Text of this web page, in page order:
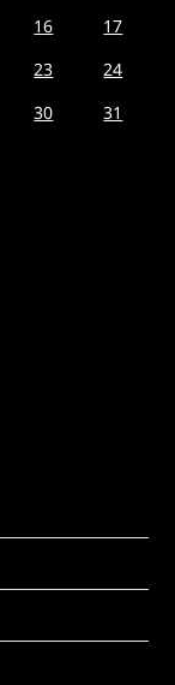
16
17
23
24
30
31